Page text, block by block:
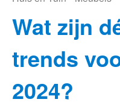
Wat zijn
trends
2024?